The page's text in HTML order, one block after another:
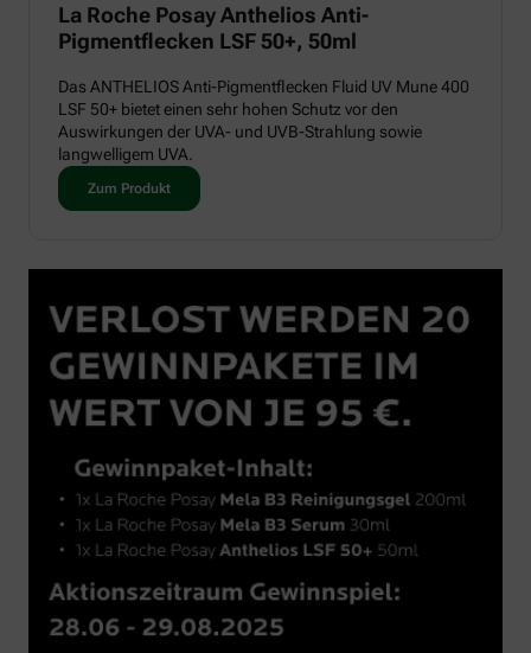
La Roche Posay Anthelios Anti-
Pigmentflecken LSF 50+, 50ml
Das ANTHELIOS Anti-Pigmentflecken Fluid UV Mune 400
LSF 50+ bietet einen sehr hohen Schutz vor den
Auswirkungen der UVA- und UVB-Strahlung sowie
langwelligem UVA.
Zum Produkt